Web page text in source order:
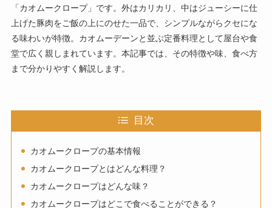
「カオムークロープ」です。外はカリカリ、中はジューシーに仕
上げた豚肉をご飯の上にのせた一品で、シンプルながらクセにな
る味わいが特徴。カオムーデーンと並ぶ定番料理として屋台や食
堂で広く親しまれています。本記事では、その特徴や味、食べ方
まで分かりやすく解説します。
目次
カオムークロープの基本情報
カオムークロープとはどんな料理？
カオムークロープはどんな味？
カオムークロープはどこで食べることができる？